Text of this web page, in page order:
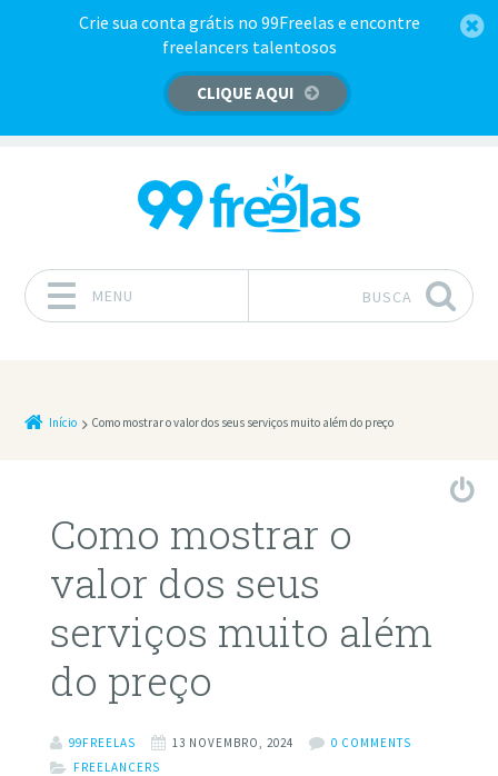
Crie sua conta grátis no 99Freelas e encontre
freelancers talentosos
CLIQUE AQUI
MENU BUSCA
Início Como mostrar o valor dos seus serviços muito além do preço
Como mostrar o
valor dos seus
serviços muito além
do preço
99FREELAS 13 NOVEMBRO, 2024
0 COMMENTS
FREELANCERS